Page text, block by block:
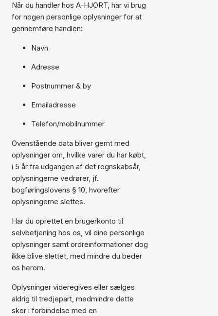
Når du handler hos A-HJORT, har vi brug
for nogen personlige oplysninger for at
gennemføre handlen:
Navn
Adresse
Postnummer & by
Emailadresse
Telefon/mobilnummer
Ovenstående data bliver gemt med
oplysninger om, hvilke varer du har købt,
i 5 år fra udgangen af det regnskabsår,
oplysningerne vedrører, jf.
bogføringslovens § 10, hvorefter
oplysningerne slettes.
Har du oprettet en brugerkonto til
selvbetjening hos os, vil dine personlige
oplysninger samt ordreinformationer dog
ikke blive slettet, med mindre du beder
os herom.
Oplysninger videregives eller sælges
aldrig til tredjepart, medmindre dette
sker i forbindelse med en